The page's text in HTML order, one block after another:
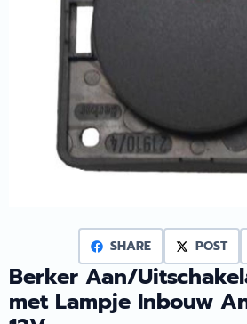
SHARE POST
Berker Aan/
met Lampje Inbouw